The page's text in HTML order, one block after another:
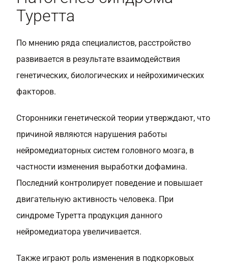
Туретта
По мнению ряда специалистов, расстройство
развивается в результате взаимодействия
генетических, биологических и нейрохимических
факторов.
Сторонники генетической теории утверждают, что
причиной являются нарушения работы
нейромедиаторных систем головного мозга, в
частности изменения выработки дофамина.
Последний контролирует поведение и повышает
двигательную активность человека. При
синдроме Туретта продукция данного
нейромедиатора увеличивается.
Также играют роль изменения в подкорковых